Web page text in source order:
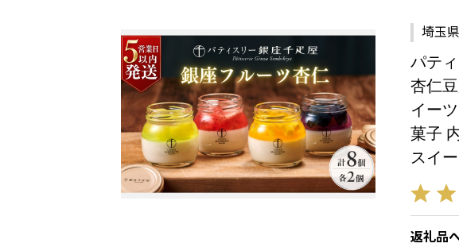
埼玉
パテ
杏仁
イー
菓子
スイ
返礼品